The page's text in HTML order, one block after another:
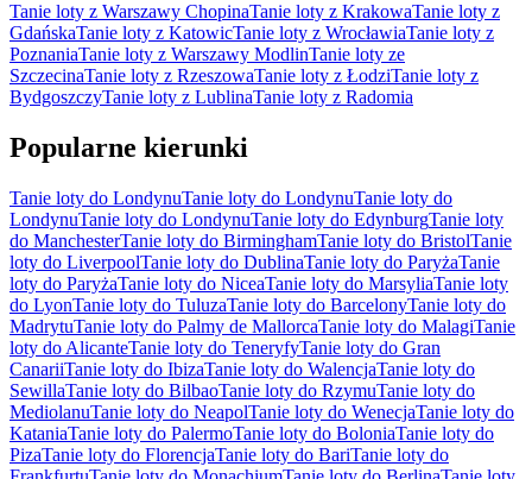
Tanie loty z Warszawy ChopinaTanie loty z KrakowaTanie loty z
GdańskaTanie loty z KatowicTanie loty z WrocławiaTanie loty z
PoznaniaTanie loty z Warszawy ModlinTanie loty ze
SzczecinaTanie loty z RzeszowaTanie loty z ŁodziTanie loty z
BydgoszczyTanie loty z LublinaTanie loty z Radomia
Popularne kierunki
Tanie loty do LondynuTanie loty do LondynuTanie loty do
LondynuTanie loty do LondynuTanie loty do EdynburgTanie loty
do ManchesterTanie loty do BirminghamTanie loty do BristolTanie
loty do LiverpoolTanie loty do DublinaTanie loty do ParyżaTanie
loty do ParyżaTanie loty do NiceaTanie loty do MarsyliaTanie loty
do LyonTanie loty do TuluzaTanie loty do BarcelonyTanie loty do
MadrytuTanie loty do Palmy de MallorcaTanie loty do MalagiTanie
loty do AlicanteTanie loty do TeneryfyTanie loty do Gran
CanariiTanie loty do IbizaTanie loty do WalencjaTanie loty do
SewillaTanie loty do BilbaoTanie loty do RzymuTanie loty do
MediolanuTanie loty do NeapolTanie loty do WenecjaTanie loty do
KataniaTanie loty do PalermoTanie loty do BoloniaTanie loty do
PizaTanie loty do FlorencjaTanie loty do BariTanie loty do